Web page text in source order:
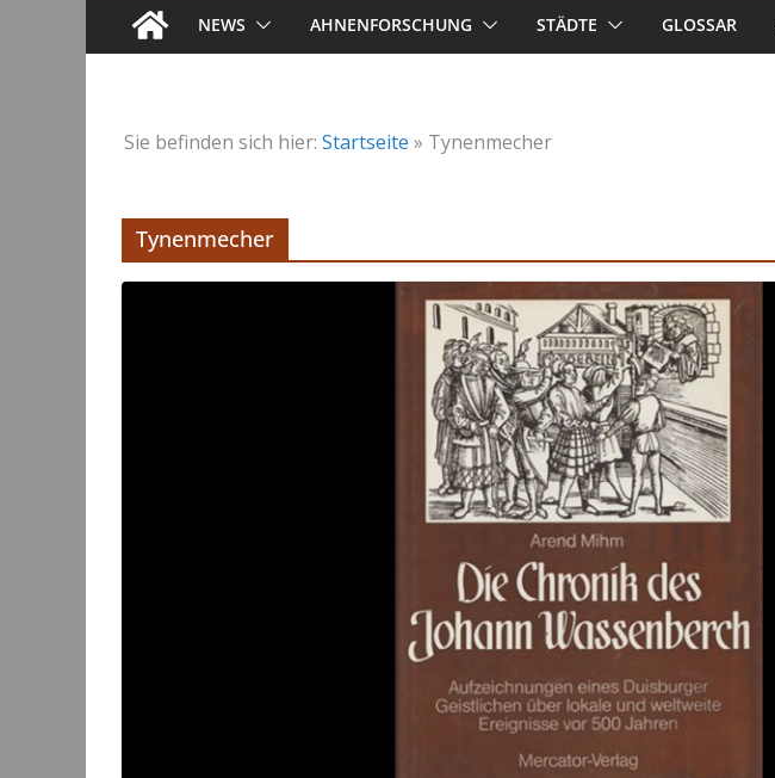
NEWS AHNENFORSCHUNG STÄDTE GLOSSAR
Sie befinden sich hier: Startseite » Tynenmecher
Tynenmecher